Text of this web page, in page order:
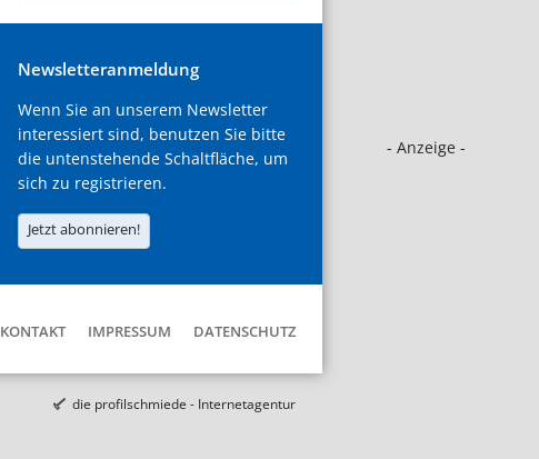
- Anzeige -
Newsletteranmeldung
Wenn Sie an unserem Newsletter
interessiert sind, benutzen Sie bitte
die untenstehende Schaltfläche, um
sich zu registrieren.
Jetzt abonnieren!
KONTAKT IMPRESSUM DATENSCHUTZ
die profilschmiede - Internetagentur